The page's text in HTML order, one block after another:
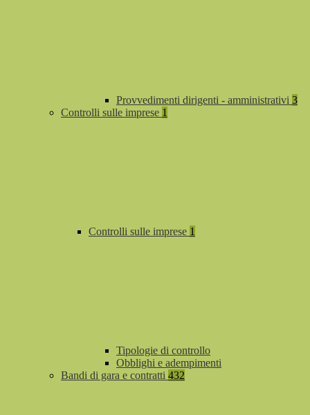
Provvedimenti dirigenti - amministrativi 3
Controlli sulle imprese 1
Controlli sulle imprese 1
Tipologie di controllo
Obblighi e adempimenti
Bandi di gara e contratti 432